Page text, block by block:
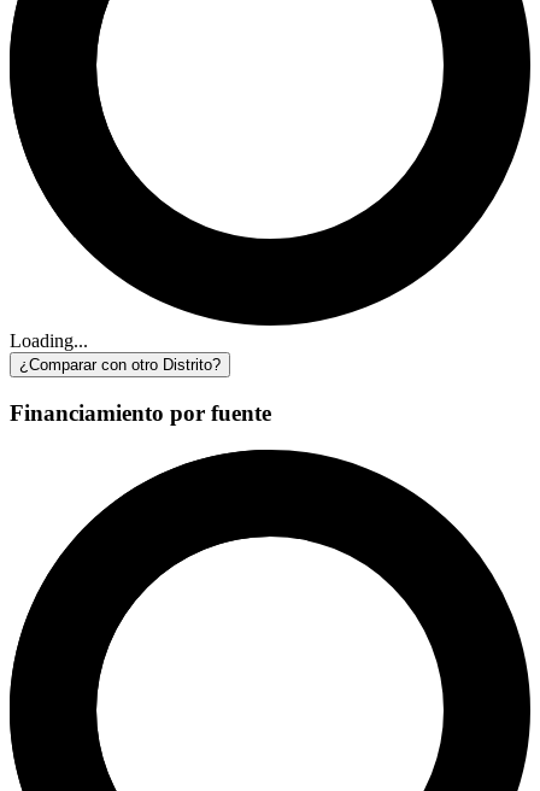
Loading...
¿Comparar con otro Distrito?
Financiamiento por fuente